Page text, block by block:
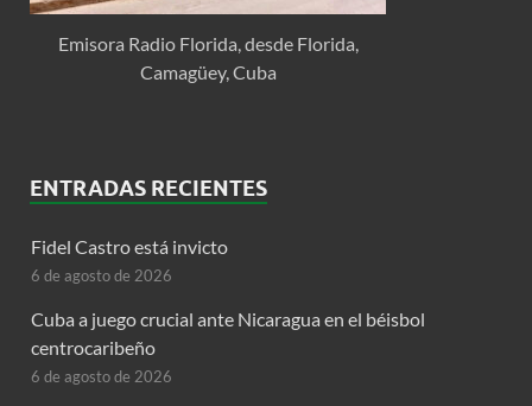
Emisora Radio Florida, desde Florida,
Camagüey, Cuba
ENTRADAS RECIENTES
Fidel Castro está invicto
6 de agosto de 2026
Cuba a juego crucial ante Nicaragua en el béisbol
centrocaribeño
6 de agosto de 2026